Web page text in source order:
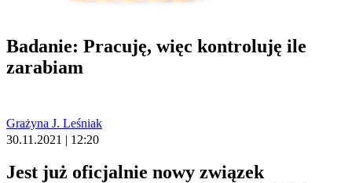
Badanie: Pracuję, więc kontroluję ile
zarabiam
Grażyna J. Leśniak
30.11.2021 | 12:20
Jest już oficjalnie nowy związek